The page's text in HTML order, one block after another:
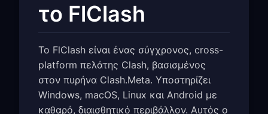
το FlClash
Το FlClash είναι ένας σύγχρονος, cross-
platform πελάτης Clash, βασισμένος
στον πυρήνα Clash.Meta. Υποστηρίζει
Windows, macOS, Linux και Android με
καθαρό, διαισθητικό περιβάλλον. Αυτός ο